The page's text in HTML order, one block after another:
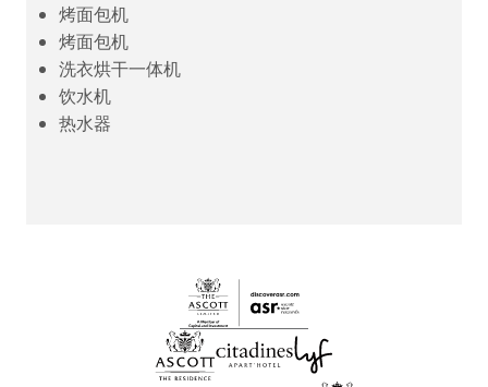
烤面包机
烤面包机
洗衣烘干一体机
饮水机
热水器